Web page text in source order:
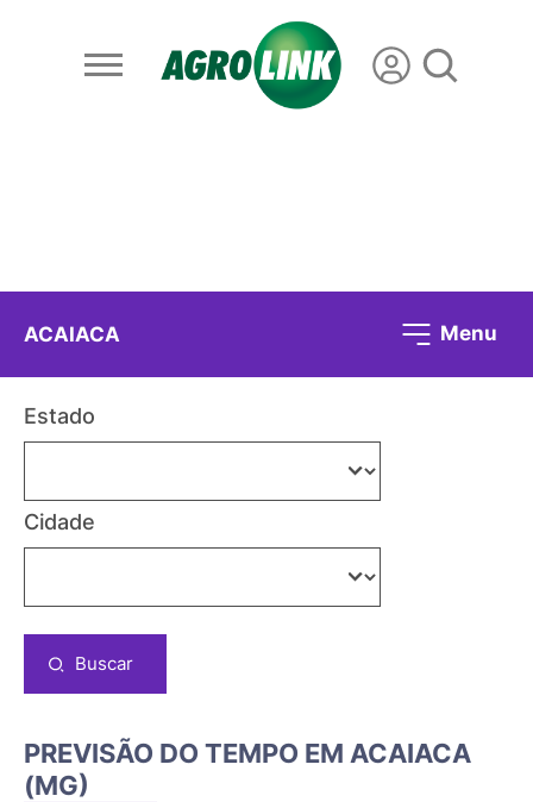
ACAIACA Menu
Estado
Cidade
Buscar
PREVISÃO DO TEMPO EM ACAIACA
(MG)